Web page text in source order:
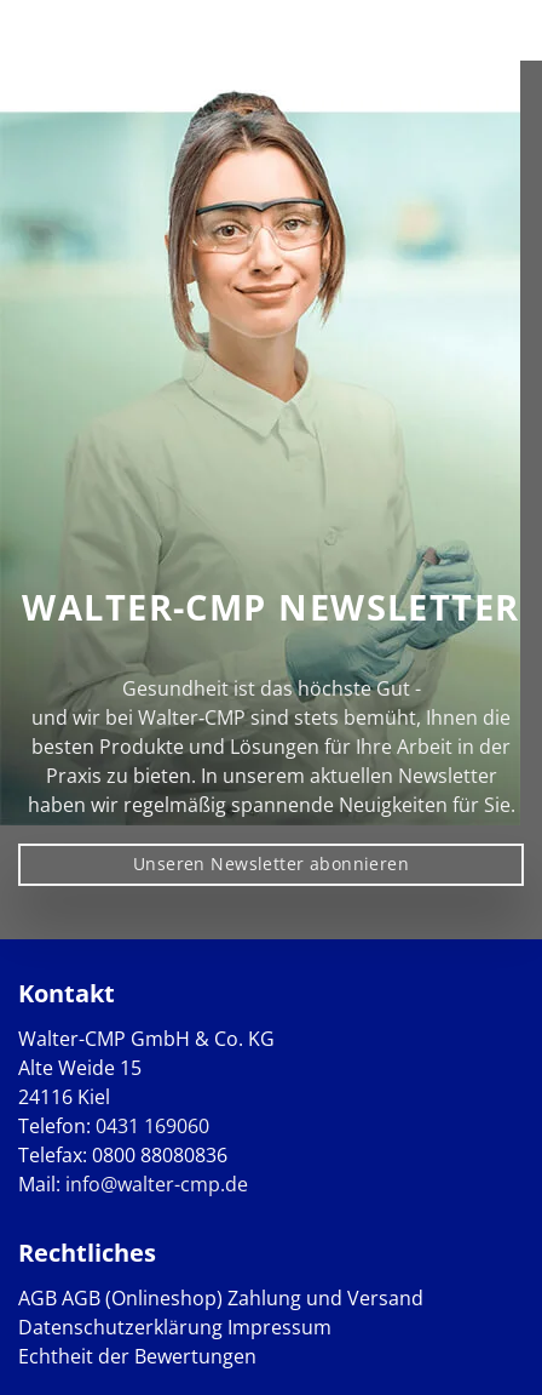
WALTER-CMP NEWSLETTER
Gesundheit ist das höchste Gut -
und wir bei Walter‑CMP sind stets bemüht, Ihnen die
besten Produkte und Lösungen für Ihre Arbeit in der
Praxis zu bieten. In unserem aktuellen Newsletter
haben wir regelmäßig spannende Neuigkeiten für Sie.
Unseren Newsletter abonnieren
Kontakt
Walter-CMP GmbH & Co. KG
Alte Weide 15
24116 Kiel
Telefon: 0431 169060
Telefax: 0800 88080836
Mail: info@walter-cmp.de
Rechtliches
AGBAGB (Onlineshop) Zahlung und Versand
Datenschutzerklärung Impressum
Echtheit der Bewertungen